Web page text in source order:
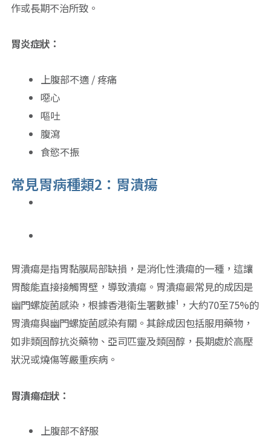
作或長期不治所致。
胃炎症狀：
上腹部不適 / 疼痛
噁心
嘔吐
腹瀉
食慾不振
常見胃病種類2：胃潰瘍
胃潰瘍是指胃黏膜局部缺損，是消化性潰瘍的一種，這讓
胃酸能直接接觸胃壁，導致潰瘍。胃潰瘍最常見的成因是
幽門螺旋菌感染，根據香港衞生署數據¹，大約70至75%的
胃潰瘍與幽門螺旋菌感染有關。其餘成因包括服用藥物，
如非類固醇抗炎藥物、亞司匹靈及類固醇，長期處於高壓
狀況或燒傷等嚴重疾病。
胃潰瘍症狀：
上腹部不舒服